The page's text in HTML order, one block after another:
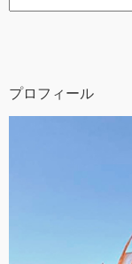
プロフィール